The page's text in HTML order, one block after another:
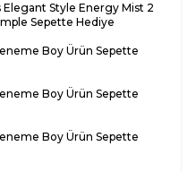
Elegant Style Energy Mist 2
Sepette Hediye
Boy Ürün Sepette
Boy Ürün Sepette
Boy Ürün Sepette